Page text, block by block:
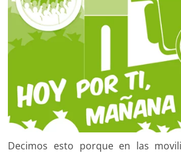
Decimos esto porque en las